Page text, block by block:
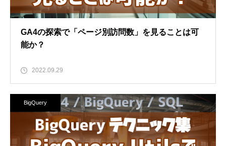
GA4の探索で「ページ別訪問数」を見ることは可
能か？
2022.09.29
BigQuery